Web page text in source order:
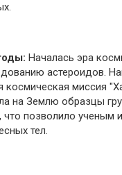
Началась эра
астероидов.
космическая миссия
на Землю образцы
что позволило ученым
тел.